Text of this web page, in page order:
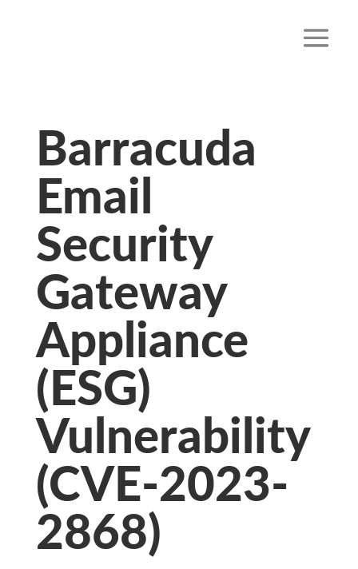
Barracuda
Email
Security
Gateway
Appliance
(ESG)
Vulnerability
(CVE-2023-
2868)